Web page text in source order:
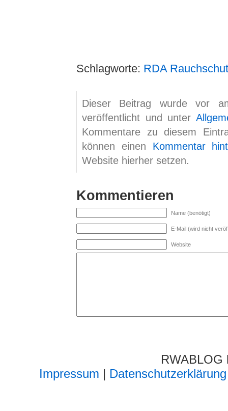
Schlagworte: RDA
Dieser Beitrag wurde vor
veröffentlicht und unter
Kommentare zu diesem
können einen Kommentar
Website hierher setzen.
Kommentieren
Name (benötigt)
E-Mail (wird nicht
Website
Impressum | Datenschutzerklärung